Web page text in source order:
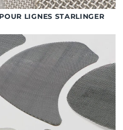
LIGNES STARLINGER